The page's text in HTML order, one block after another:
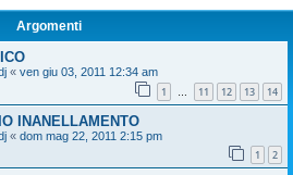
Argomenti
« ven giu 03, 2011 12:34 am
1 … 11 12 13 14
INANELLAMENTO
« dom mag 22, 2011 2:15 pm
1 2